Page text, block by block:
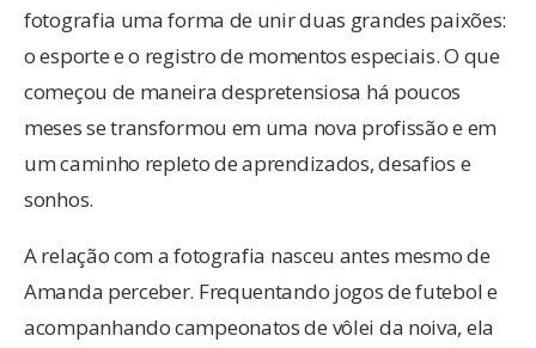
fotografia uma forma de unir duas grandes paixões:
o esporte e o registro de momentos especiais. O que
começou de maneira despretensiosa há poucos
meses se transformou em uma nova profissão e em
um caminho repleto de aprendizados, desafios e
sonhos.
A relação com a fotografia nasceu antes mesmo de
Amanda perceber. Frequentando jogos de futebol e
acompanhando campeonatos de vôlei da noiva, ela